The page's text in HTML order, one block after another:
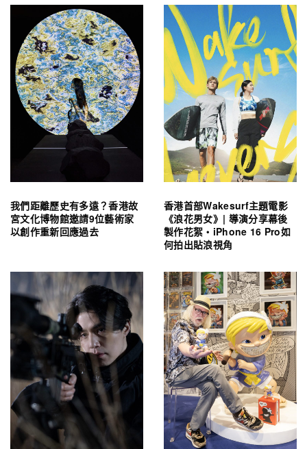
我們距離歷史有多遠？香港故
宮文化博物館邀請9位藝術家
以創作重新回應過去
香港首部Wakesurf主題電影
《浪花男女》| 導演分享幕後
製作花絮・iPhone 16 Pro如
何拍出貼浪視角